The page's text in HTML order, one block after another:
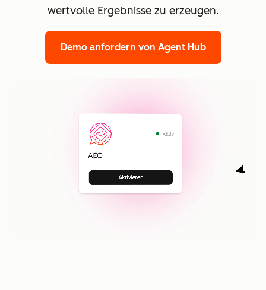
wertvolle Ergebnisse zu erzeugen.
Demo anfordern von Agent Hub